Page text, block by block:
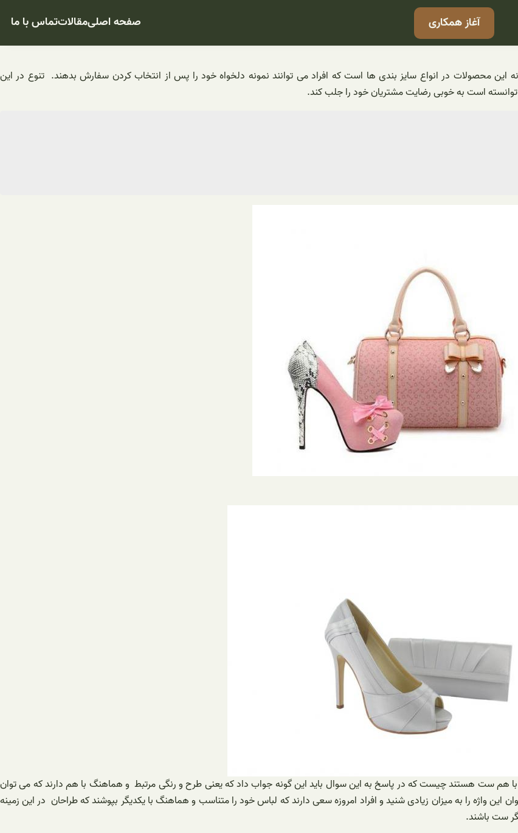
آغاز همکاری صفحه اصلیمقالاتتماس با ما
محصولات در انواع سایز بندی ها است که افراد می توانند نمونه دلخواه خود را پس از انتخاب کردن سفارش بدهند. تنوع در این
است به خوبی رضایت مشتریان خود را جلب کند.
هم ست هستند چیست که در پاسخ به این سوال باید این گونه جواب داد که یعنی طرح و رنگی مرتبط و هماهنگ با هم دارند که می توان
این واژه را به میزان زیادی شنید و افراد امروزه سعی دارند که لباس خود را متناسب و هماهنگ با یکدیگر بپوشند که طراحان در این زمینه
ست باشند.